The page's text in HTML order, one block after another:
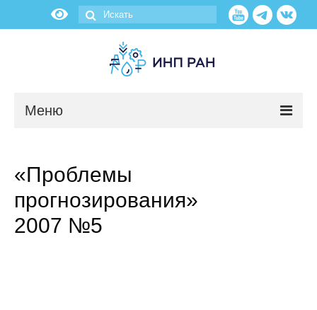
Меню
О нас
Об институте
«Проблемы
прогнозирования»
2007 №5